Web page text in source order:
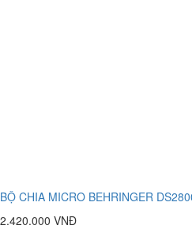
BỘ CHIA MICRO BEHRINGER
2.420.000 VNĐ